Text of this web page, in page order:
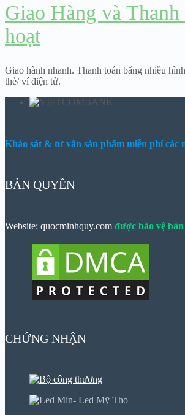
Giao Hàng và
hoạt
Giao hành nhanh. Thanh toán bằng nhiều
thẻ/ ví điện tử.
Khảo sát & tư vấn sản phẩm miễn phí các
BẢN QUYỀN
Website: quocminhquy.com được bảo vệ
CHỨNG NHẬN